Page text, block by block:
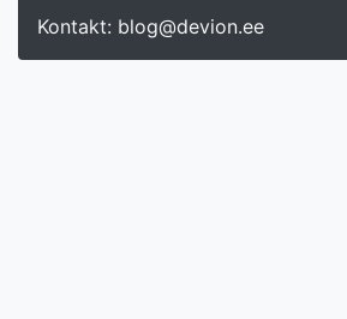
Kontakt: blog@devion.ee